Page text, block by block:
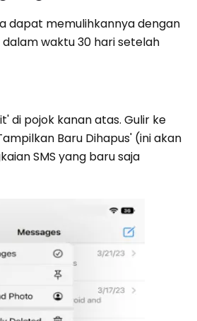
dapat memulihkannya dengan
waktu 30 hari setelah
di pojok kanan atas. Gulir ke
Baru Dihapus' (ini akan
SMS yang baru saja